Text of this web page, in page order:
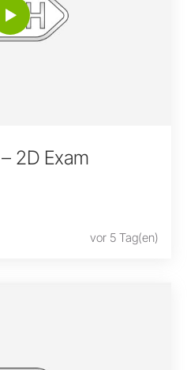
2D Exam
vor 5 Tag(en)